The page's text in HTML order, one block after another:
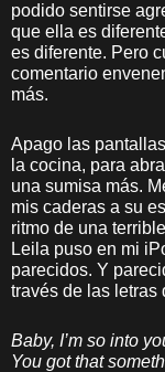
podido sentirse
que ella es
es diferente. Pero
comentario
más.
Apago las
la cocina, para
una sumisa más.
mis caderas a su
ritmo de una
Leila puso en mi
parecidos. Y
través de las letras
Baby, I’m so into
You got that